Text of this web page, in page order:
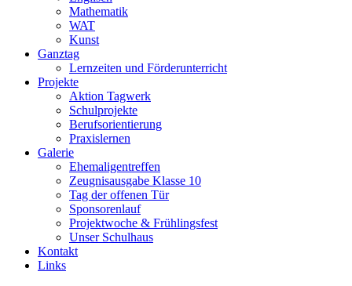
Mathematik
WAT
Kunst
Ganztag
Lernzeiten und Förderunterricht
Projekte
Aktion Tagwerk
Schulprojekte
Berufsorientierung
Praxislernen
Galerie
Ehemaligentreffen
Zeugnisausgabe Klasse 10
Tag der offenen Tür
Sponsorenlauf
Projektwoche & Frühlingsfest
Unser Schulhaus
Kontakt
Links